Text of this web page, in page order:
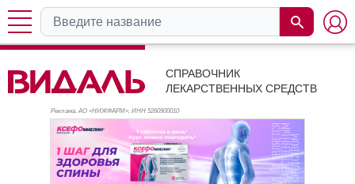
СПРАВОЧНИК
ЛЕКАРСТВЕННЫХ СРЕДСТВ
Реклама. АО «НИЖФАРМ», ИНН 5260900010